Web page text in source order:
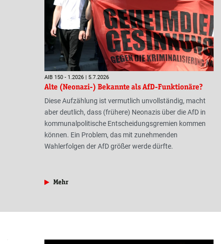
AIB 150 - 1.2026 | 5.7.2026
Alte (Neonazi-) Bekannte als AfD-Funktionäre?
Diese Aufzählung ist vermutlich unvollständig, macht
aber deutlich, dass (frühere) Neonazis über die AfD in
kommunalpolitische Entscheidungsgremien kommen
können. Ein Problem, das mit zunehmenden
Wahlerfolgen der AfD größer werde dürfte.
Mehraus der Rubrik »NS-Szene«